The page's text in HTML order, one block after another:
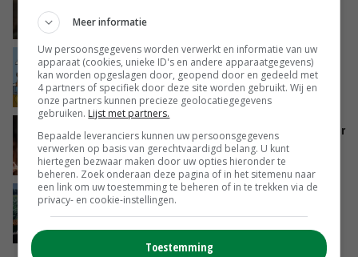
VANDAAG, 16:01
Internationale vraag naar geitenzuivel blijft
groot: Nederland in Europese top
VANDAAG, 15:33
Vlaamse varkensstapel krimpt, pluimveesector
groeit door schaalvergroting
VANDAAG, 15:20
‘Cijfer jezelf niet weg en doe vooral ook waar
je gelukkig van wordt’
VANDAAG, 13:31
Meer informatie
Uw persoonsgegevens worden verwerkt en informatie van uw
apparaat (cookies, unieke ID's en andere apparaatgegevens)
kan worden opgeslagen door, geopend door en gedeeld met
4 partners of specifiek door deze site worden gebruikt. Wij en
onze partners kunnen precieze geolocatiegegevens
gebruiken. Lijst met partners.
Bepaalde leveranciers kunnen uw persoonsgegevens
verwerken op basis van gerechtvaardigd belang. U kunt
hiertegen bezwaar maken door uw opties hieronder te
beheren. Zoek onderaan deze pagina of in het sitemenu naar
een link om uw toestemming te beheren of in te trekken via de
privacy- en cookie-instellingen.
Toestemming